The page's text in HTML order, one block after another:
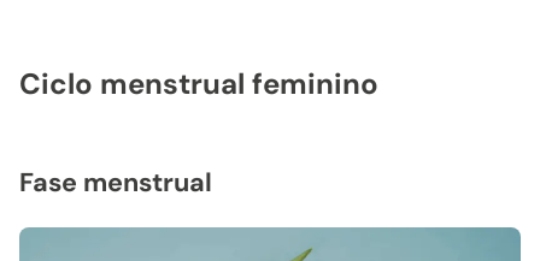
Ciclo menstrual feminino
Fase menstrual